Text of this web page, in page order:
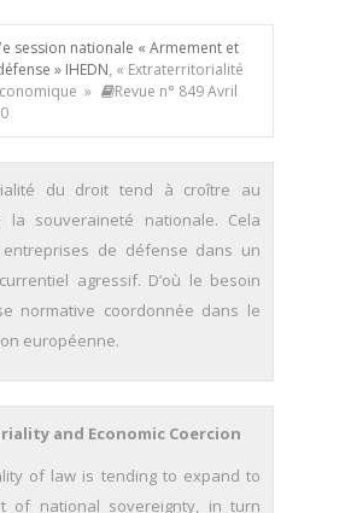
session nationale « Armement et
» IHEDN, « Extraterritorialité
»
Revue n° 849 Avril
du droit tend à croître au
la souveraineté nationale. Cela
de défense dans un
agressif. D’où le besoin
normative coordonnée dans le
européenne.
and Economic Coercion
of law is tending to expand to
of national sovereignty, in turn